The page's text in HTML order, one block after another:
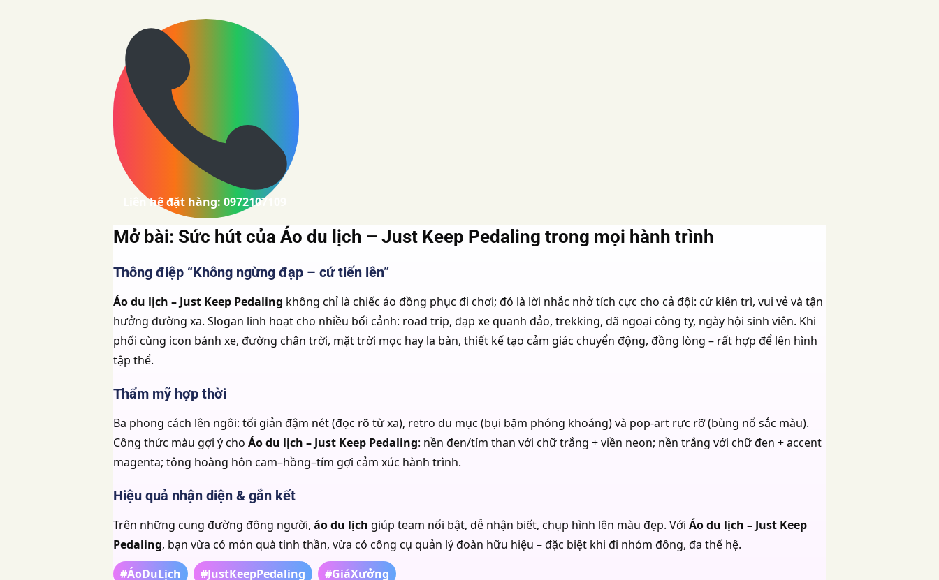
Liên hệ đặt hàng: 0972107109
Mở bài: Sức hút của Áo du lịch – Just Keep Pedaling trong mọi hành trình
Thông điệp “Không ngừng đạp – cứ tiến lên”
Áo du lịch – Just Keep Pedaling không chỉ là chiếc áo đồng phục đi chơi; đó là lời nhắc nhở tích cực cho cả đội: cứ kiên trì, vui vẻ và tận
hưởng đường xa. Slogan linh hoạt cho nhiều bối cảnh: road trip, đạp xe quanh đảo, trekking, dã ngoại công ty, ngày hội sinh viên. Khi
phối cùng icon bánh xe, đường chân trời, mặt trời mọc hay la bàn, thiết kế tạo cảm giác chuyển động, đồng lòng – rất hợp để lên hình
tập thể.
Thẩm mỹ hợp thời
Ba phong cách lên ngôi: tối giản đậm nét (đọc rõ từ xa), retro du mục (bụi bặm phóng khoáng) và pop-art rực rỡ (bùng nổ sắc màu).
Công thức màu gợi ý cho Áo du lịch – Just Keep Pedaling: nền đen/tím than với chữ trắng + viền neon; nền trắng với chữ đen + accent
magenta; tông hoàng hôn cam–hồng–tím gợi cảm xúc hành trình.
Hiệu quả nhận diện & gắn kết
Trên những cung đường đông người, áo du lịch giúp team nổi bật, dễ nhận biết, chụp hình lên màu đẹp. Với Áo du lịch – Just Keep
Pedaling, bạn vừa có món quà tinh thần, vừa có công cụ quản lý đoàn hữu hiệu – đặc biệt khi đi nhóm đông, đa thế hệ.
#ÁoDuLịch
#JustKeepPedaling #GiáXưởng